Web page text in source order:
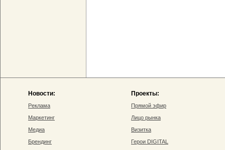
Новости:
Реклама
Маркетинг
Медиа
Брендинг
Проекты:
Прямой эфир
Лицо рынка
Визитка
Герои DIGITAL